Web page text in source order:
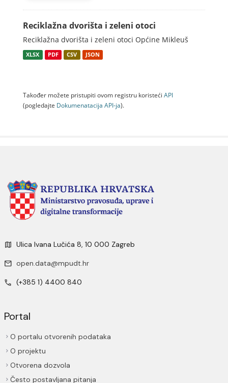
Reciklažna dvorišta i zeleni otoci
Reciklažna dvorišta i zeleni otoci Općine Mikleuš
XLSX PDF CSV JSON
Također možete pristupiti ovom registru koristeći API
(pogledajte Dokumenаtаcijа API-jа).